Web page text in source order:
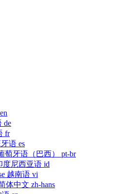
en
de
fr
语 es
萄牙语（巴西）
pt-br
度尼西亚语 id
越南语 vi
体中文 zh-hans